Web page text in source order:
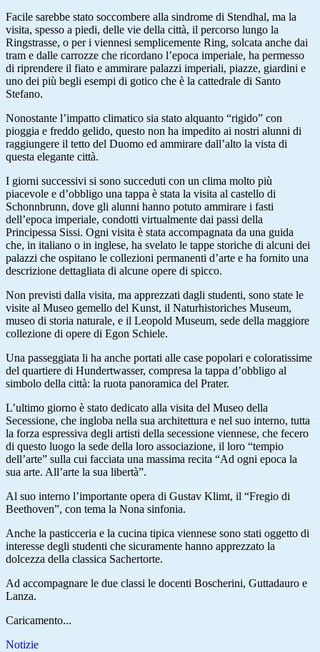
Facile sarebbe stato soccombere alla sindrome di Stendhal, ma la
visita, spesso a piedi, delle vie della città, il percorso lungo la
Ringstrasse, o per i viennesi semplicemente Ring, solcata anche dai
tram e dalle carrozze che ricordano l’epoca imperiale, ha permesso
di riprendere il fiato e ammirare palazzi imperiali, piazze, giardini e
uno dei più begli esempi di gotico che è la cattedrale di Santo
Stefano.
Nonostante l’impatto climatico sia stato alquanto “rigido” con
pioggia e freddo gelido, questo non ha impedito ai nostri alunni di
raggiungere il tetto del Duomo ed ammirare dall’alto la vista di
questa elegante città.
I giorni successivi si sono succeduti con un clima molto più
piacevole e d’obbligo una tappa è stata la visita al castello di
Schonnbrunn, dove gli alunni hanno potuto ammirare i fasti
dell’epoca imperiale, condotti virtualmente dai passi della
Principessa Sissi. Ogni visita è stata accompagnata da una guida
che, in italiano o in inglese, ha svelato le tappe storiche di alcuni dei
palazzi che ospitano le collezioni permanenti d’arte e ha fornito una
descrizione dettagliata di alcune opere di spicco.
Non previsti dalla visita, ma apprezzati dagli studenti, sono state le
visite al Museo gemello del Kunst, il Naturhistoriches Museum,
museo di storia naturale, e il Leopold Museum, sede della maggiore
collezione di opere di Egon Schiele.
Una passeggiata li ha anche portati alle case popolari e coloratissime
del quartiere di Hundertwasser, compresa la tappa d’obbligo al
simbolo della città: la ruota panoramica del Prater.
L’ultimo giorno è stato dedicato alla visita del Museo della
Secessione, che ingloba nella sua architettura e nel suo interno, tutta
la forza espressiva degli artisti della secessione viennese, che fecero
di questo luogo la sede della loro associazione, il loro “tempio
dell’arte” sulla cui facciata una massima recita “Ad ogni epoca la
sua arte. All’arte la sua libertà”.
Al suo interno l’importante opera di Gustav Klimt, il “Fregio di
Beethoven”, con tema la Nona sinfonia.
Anche la pasticceria e la cucina tipica viennese sono stati oggetto di
interesse degli studenti che sicuramente hanno apprezzato la
dolcezza della classica Sachertorte.
Ad accompagnare le due classi le docenti Boscherini, Guttadauro e
Lanza.
Caricamento...
Notizie